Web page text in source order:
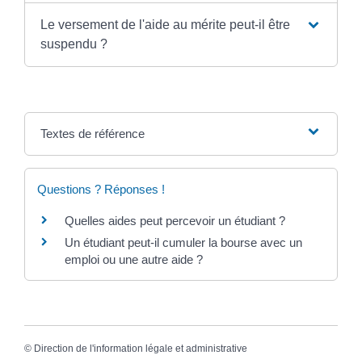
Le versement de l'aide au mérite peut-il être
suspendu ?
Textes de référence
Questions ? Réponses !
Quelles aides peut percevoir un étudiant ?
Un étudiant peut-il cumuler la bourse avec un
emploi ou une autre aide ?
© Direction de l'information légale et administrative